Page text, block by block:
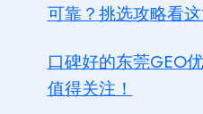
可靠？挑选攻略看
口碑好的东莞GEO
值得关注！